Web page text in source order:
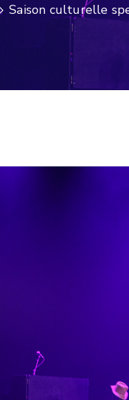
Saison culturelle